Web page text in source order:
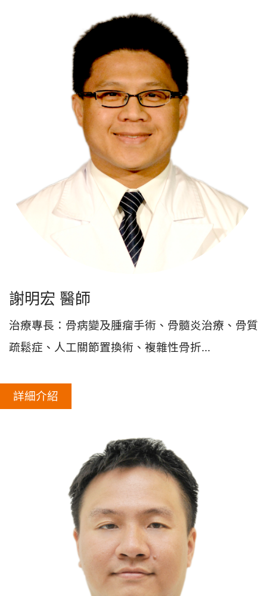
謝明宏 醫師
治療專長：骨病變及腫瘤手術、骨髓炎治療、骨質
疏鬆症、人工關節置換術、複雜性骨折...
詳細介紹